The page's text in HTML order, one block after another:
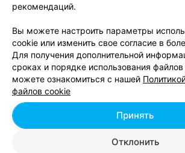
Вам будет интересно
Стрижка волос средней длины в
Детские стрижки в Беларуси
Женская стрижка в Беларуси
рекомендаций.
Вы можете настроить параметры
cookie или изменить свое согласие в
Для получения дополнительной
сроках и порядке использования
можете ознакомиться с нашей
файлов cookie
Отклонить
Принять